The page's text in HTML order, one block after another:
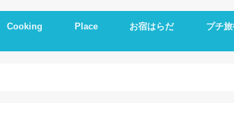
Cooking
cooking idea
冷蔵庫の残り物で作る
手抜き簡単レシピ
ダイエットレシピ
節約レシピ
保存食
炊飯器料理
簡単おやつ
低温調理
簡単＋一品
まかない
お弁当
レシピとか
美味しいもの
便利調理器
Place
崎戸
佐世保
長崎
大連
久留米
福岡
お宿はらだ
修学旅行
体験民宿夕ご飯
体験民宿朝食
プチ
Hotel
朝食
ランチ
夕食